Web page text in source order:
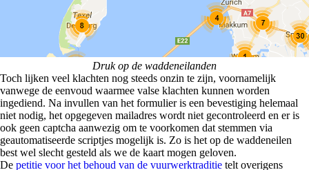
Druk op de waddeneilanden
Toch lijken veel klachten nog steeds onzin te zijn, voornamelijk
vanwege de eenvoud waarmee valse klachten kunnen worden
ingediend. Na invullen van het formulier is een bevestiging helemaal
niet nodig, het opgegeven mailadres wordt niet gecontroleerd en er is
ook geen captcha aanwezig om te voorkomen dat stemmen via
geautomatiseerde scriptjes mogelijk is. Zo is het op de waddeneilen
best wel slecht gesteld als we de kaart mogen geloven.
De petitie voor het behoud van de vuurwerktraditie telt overigens